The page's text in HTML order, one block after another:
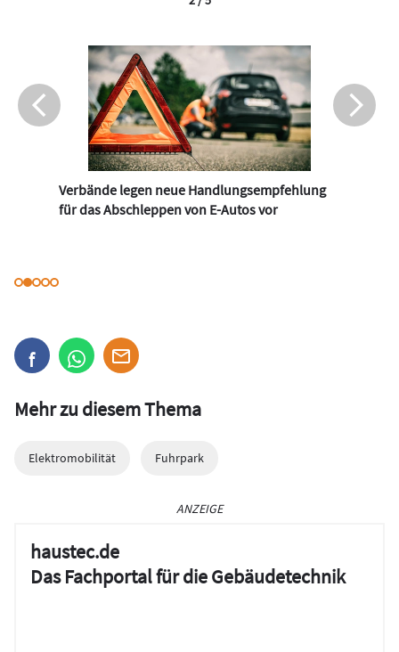
Verbände legen neue Handlungsempfehlung
für das Abschleppen von E-Autos vor
Mehr zu diesem Thema
Elektromobilität Fuhrpark
ANZEIGE
haustec.de
Das Fachportal für die Gebäudetechnik